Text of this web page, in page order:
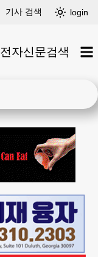
기사 검색 login
전자신문검색